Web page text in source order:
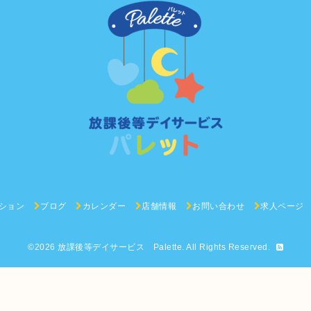
ョン ブログ カレンダー 店舗情報 お問い合わせ 求人ページ
©2026 放課後等デイサービス Palette. All Rights Reserved.